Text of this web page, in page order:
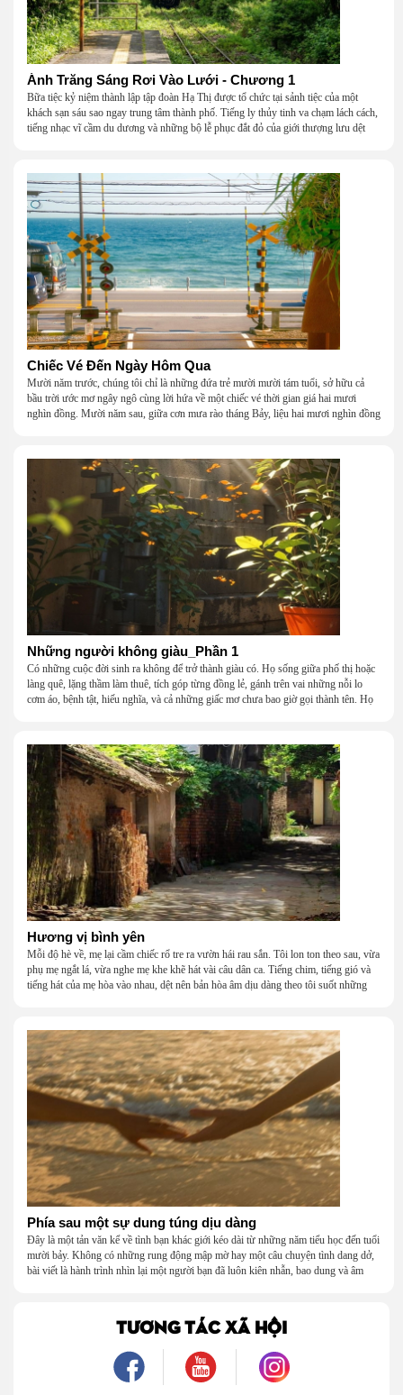
Ánh Trăng Sáng Rơi Vào Lưới - Chương 1
Bữa tiệc kỷ niệm thành lập tập đoàn Hạ Thị được tổ chức tại sảnh tiệc của một
khách sạn sáu sao ngay trung tâm thành phố. Tiếng ly thủy tinh va chạm lách cách,
tiếng nhạc vĩ cầm du dương và những bộ lễ phục đắt đỏ của giới thượng lưu dệt
Chiếc Vé Đến Ngày Hôm Qua
Mười năm trước, chúng tôi chỉ là những đứa trẻ mười mười tám tuổi, sở hữu cả
bầu trời ước mơ ngây ngô cùng lời hứa về một chiếc vé thời gian giá hai mươi
nghìn đồng. Mười năm sau, giữa cơn mưa rào tháng Bảy, liệu hai mươi nghìn đồng
Những người không giàu_Phần 1
Có những cuộc đời sinh ra không để trở thành giàu có. Họ sống giữa phố thị hoặc
làng quê, lặng thầm làm thuê, tích góp từng đồng lẻ, gánh trên vai những nỗi lo
cơm áo, bệnh tật, hiếu nghĩa, và cả những giấc mơ chưa bao giờ gọi thành tên. Họ
một mái nhà bằng lòng thương, bằng sự nhẫn nại và một niềm tin cũ kỹ rằng: dẫu
nghèo đến đâu, cũng còn có nhau để quay về.
Hương vị bình yên
Mỗi độ hè về, mẹ lại cầm chiếc rổ tre ra vườn hái rau sắn. Tôi lon ton theo sau, vừa
phụ mẹ ngắt lá, vừa nghe mẹ khe khẽ hát vài câu dân ca. Tiếng chim, tiếng gió và
tiếng hát của mẹ hòa vào nhau, dệt nên bản hòa âm dịu dàng theo tôi suốt những
Phía sau một sự dung túng dịu dàng
Đây là một tản văn kể về tình bạn khác giới kéo dài từ những năm tiểu học đến tuổi
mười bảy. Không có những rung động mập mờ hay một câu chuyện tình dang dở,
bài viết là hành trình nhìn lại một người bạn đã luôn kiên nhẫn, bao dung và âm
là một mối tình, mà là một người luôn cho tôi quyền được là chính mình.
TƯƠNG TÁC XÃ HỘI